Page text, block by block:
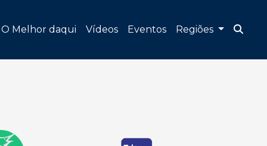
O Melhor daqui Vídeos Eventos Regiões